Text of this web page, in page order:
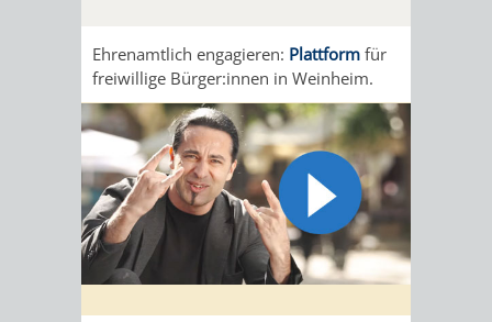
Ehrenamtlich engagieren: Plattform für
freiwillige Bürger:innen in Weinheim.